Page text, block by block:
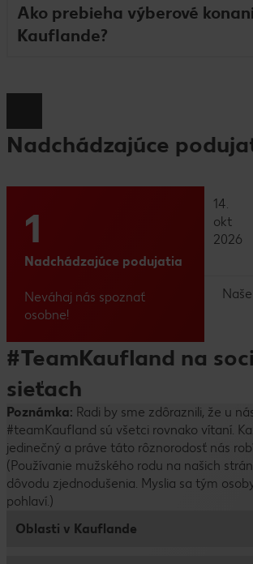
Ako prebieha výberové
Kauflande?
Nadchádzajúce
1
Nadchádzajúce podujatia
Neváhaj nás spoznať
osobne!
14.
okt
2026
#TeamKaufland na
sieťach
Poznámka: Radi by sme zdôraznili, že u
#teamKaufland sú všetci rovnako vítaní.
jedinečný a práve táto rôznorodosť nás
(Používanie mužského rodu na našich
dôvodu zjednodušenia. Myslia sa tým
pohlaví.)
Oblasti v Kauflande